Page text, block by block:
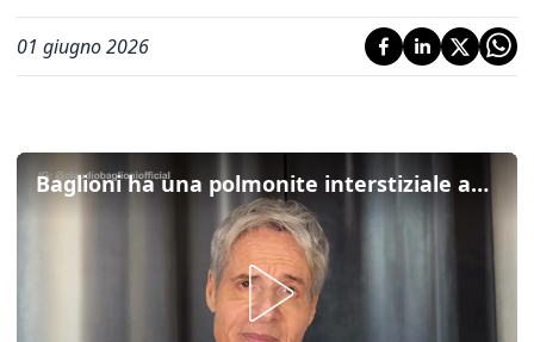
01 giugno 2026
Baglioni ha una polmonite interstiziale acuta, rimandato al 2027 il 'Grandtour'